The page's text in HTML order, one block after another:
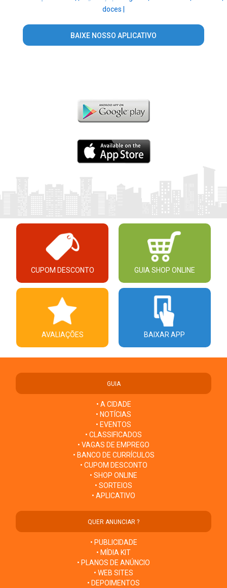
doces |
BAIXE NOSSO APLICATIVO
CUPOM DESCONTO GUIA SHOP ONLINE
AVALIAÇÕES BAIXAR APP
GUIA
• A CIDADE
• NOTÍCIAS
• EVENTOS
• CLASSIFICADOS
• VAGAS DE EMPREGO
• BANCO DE CURRÍCULOS
• CUPOM DESCONTO
• SHOP ONLINE
• SORTEIOS
• APLICATIVO
QUER ANUNCIAR ?
• PUBLICIDADE
• MÍDIA KIT
• PLANOS DE ANÚNCIO
• WEB SITES
• DEPOIMENTOS